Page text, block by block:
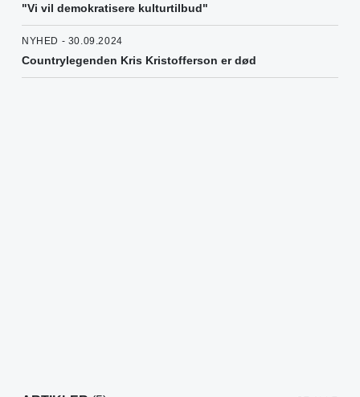
"Vi vil demokratisere kulturtilbud"
NYHED - 30.09.2024
Countrylegenden Kris Kristofferson er død